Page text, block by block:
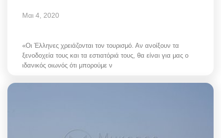
Μαι 4, 2020
«Οι Έλληνες χρειάζονται τον τουρισμό. Αν ανοίξουν τα
ξενοδοχεία τους και τα εστιατόριά τους, θα είναι για μας ο
ιδανικός οιωνός ότι μπορούμε ν